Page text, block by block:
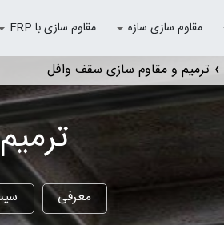
مقاوم سازی سازه مقاوم سازی با FRP
❯ ترمیم و مقاوم سازی سقف وافل
معرفی